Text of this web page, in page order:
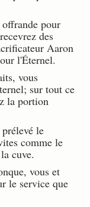
pour
des
Aaron
l'Éternel.
vous
sur tout ce
la portion
le
comme le
cuve.
vous et
le service que